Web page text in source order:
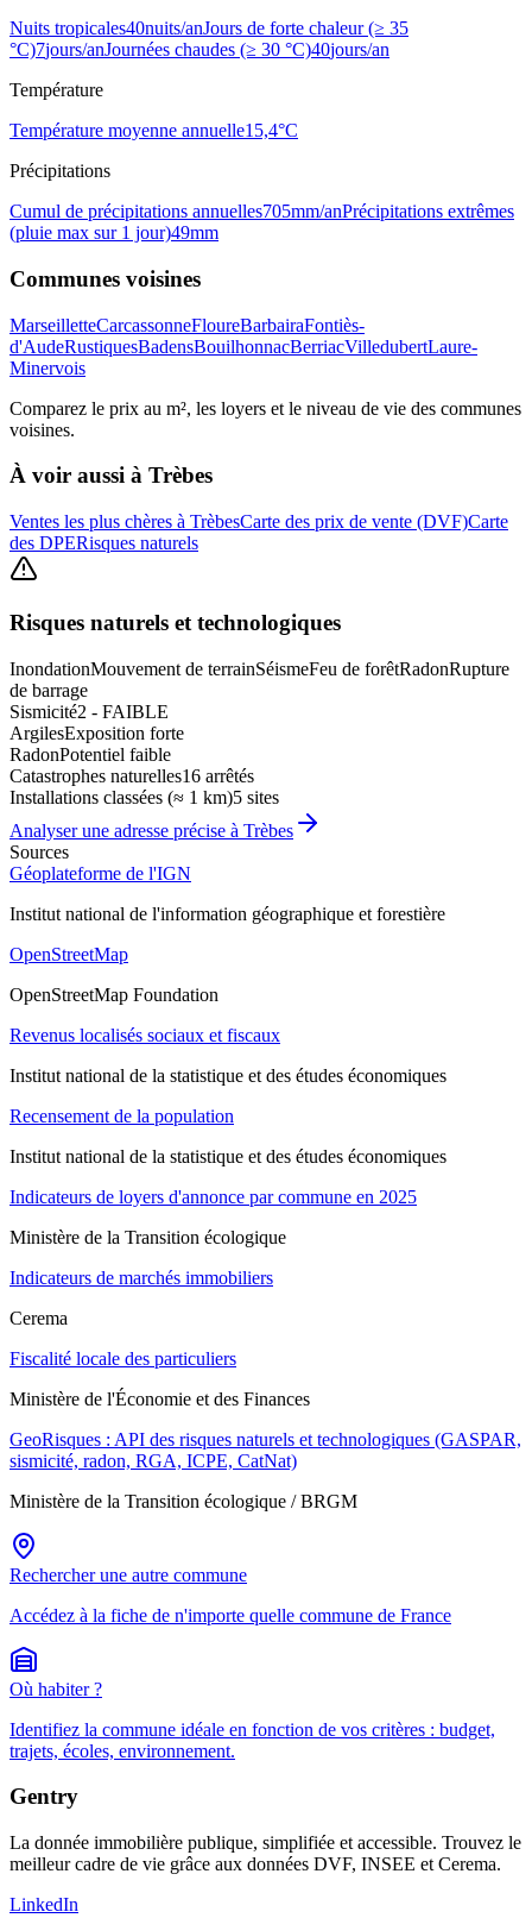
Nuits tropicales40nuits/anJours de forte chaleur (≥ 35
°C)7jours/anJournées chaudes (≥ 30 °C)40jours/an
Température
Température moyenne annuelle15,4°C
Précipitations
Cumul de précipitations annuelles705mm/anPrécipitations extrêmes
(pluie max sur 1 jour)49mm
Communes voisines
MarseilletteCarcassonneFloureBarbairaFontiès-
d'AudeRustiquesBadensBouilhonnacBerriacVilledubertLaure-
Minervois
Comparez le prix au m², les loyers et le niveau de vie des communes
voisines.
À voir aussi à Trèbes
Ventes les plus chères à TrèbesCarte des prix de vente (DVF)Carte
des DPERisques naturels
Risques naturels et technologiques
InondationMouvement de terrainSéismeFeu de forêtRadonRupture
de barrage
Sismicité2 - FAIBLE
ArgilesExposition forte
RadonPotentiel faible
Catastrophes naturelles16 arrêtés
Installations classées (≈ 1 km)5 sites
Analyser une adresse précise à Trèbes
Sources
Géoplateforme de l'IGN
Institut national de l'information géographique et forestière
OpenStreetMap
OpenStreetMap Foundation
Revenus localisés sociaux et fiscaux
Institut national de la statistique et des études économiques
Recensement de la population
Institut national de la statistique et des études économiques
Indicateurs de loyers d'annonce par commune en 2025
Ministère de la Transition écologique
Indicateurs de marchés immobiliers
Cerema
Fiscalité locale des particuliers
Ministère de l'Économie et des Finances
GeoRisques : API des risques naturels et technologiques (GASPAR,
sismicité, radon, RGA, ICPE, CatNat)
Ministère de la Transition écologique / BRGM
Rechercher une autre commune
Accédez à la fiche de n'importe quelle commune de France
Où habiter ?
Identifiez la commune idéale en fonction de vos critères : budget,
trajets, écoles, environnement.
Gentry
La donnée immobilière publique, simplifiée et accessible. Trouvez le
meilleur cadre de vie grâce aux données DVF, INSEE et Cerema.
LinkedIn